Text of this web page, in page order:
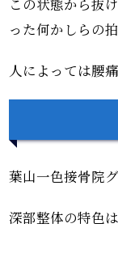
った何かしらの
人によっては腰
葉山一色接骨院
深部整体の特色は